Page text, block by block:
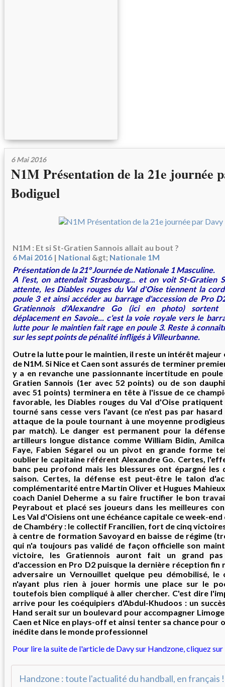
6 Mai 2016
N1M Présentation de la 21e journée
Bodiguel
N1M : Et si St-Gratien Sannois allait au bout ?
6 Mai 2016 | National &gt; Nationale 1M
Présentation de la 21° Journée de Nationale 1 Masculine.
A l'est, on attendait Strasbourg... et on voit St-Gratien
attente, les Diables rouges du Val d'Oise tiennent la
poule 3 et ainsi accéder au barrage d'accession de Pro
Gratiennois d'Alexandre Go (ici en photo) sortent
déplacement en Savoie... c'est la voie royale vers le
lutte pour le maintien fait rage en poule 3. Reste à
sur les sept points de pénalité infligés à Villeurbanne.
Outre la lutte pour le maintien, il reste un intérêt majeur
de N1M. Si Nice et Caen sont assurés de terminer
y a en revanche une passionnante incertitude en
Gratien Sannois (1er avec 52 points) ou de son
avec 51 points) terminera en tête à l'issue de ce
favorable, les Diables rouges du Val d'Oise
tourné sans cesse vers l'avant (ce n'est pas par
attaque de la poule tournant à une moyenne
par match). Le danger est permanent pour la
artilleurs longue distance comme William Bidin,
Faye, Fabien Ségarel ou un pivot en grande forme
oublier le capitaine référent Alexandre Go. Certes,
banc peu profond mais les blessures ont épargné les
saison. Certes, la défense est peut-être le talon
complémentarité entre Martin Oliver et Hugues Mahieux
coach Daniel Deherme a su faire fructifier le bon
Peyrabout et placé ses joueurs dans les meilleures
Les Val d'Oisiens ont une échéance capitale ce week-
de Chambéry : le collectif Francilien, fort de cinq
à centre de formation Savoyard en baisse de régime
qui n'a toujours pas validé de façon officielle son
victoire, les Gratiennois auront fait un grand
d'accession en Pro D2 puisque la dernière réception fin
adversaire un Vernouillet quelque peu démobilisé, le
n'ayant plus rien à jouer hormis une place sur le
toutefois bien compliqué à aller chercher. C'est dire
arrive pour les coéquipiers d'Abdul-Khudoos : un
Hand serait sur un boulevard pour accompagner
Caen et Nice en plays-off et ainsi tenter sa chance pour
inédite dans le monde professionnel
Pour lire la suite de l'article de Davy sur Handzone, cliquez
Handzone : toute l'actualité du handball, en français !